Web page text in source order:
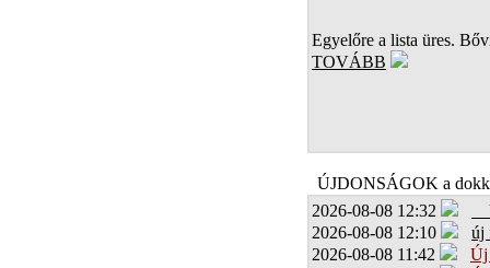
Egyelőre a lista üres.
TOVÁBB
ÚJDONSÁGOK a
2026-08-08 12:32
2026-08-08 12:10
új
2026-08-08 11:42
Új